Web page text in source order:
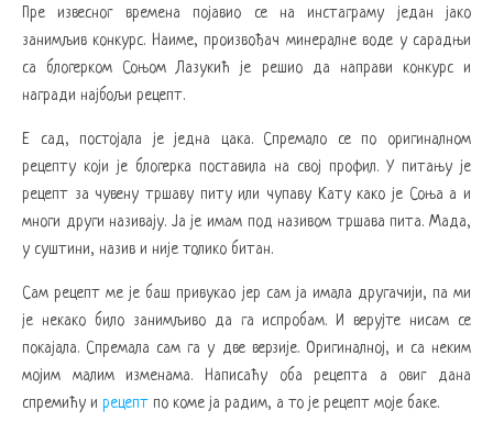
Пре извесног времена појавио се на инстаграму један јако
занимљив конкурс. Наиме, произвођач минералне воде у сарадњи
са блогерком Соњом Лазукић је решио да направи конкурс и
награди најбољи рецепт.
Е сад, постојала је једна цака. Спремало се по оригиналном
рецепту који је блогерка поставила на свој профил. У питању је
рецепт за чувену тршаву питу или чупаву Кату како је Соња а и
многи други називају. Ја је имам под називом тршава пита. Мада,
у суштини, назив и није толико битан.
Сам рецепт ме је баш привукао јер сам ја имала другачији, па ми
је некако било занимљиво да га испробам. И верујте нисам се
покајала. Спремала сам га у две верзије. Оригиналној, и са неким
мојим малим изменама. Написаћу оба рецепта а овиг дана
спремићу и рецепт по коме ја радим, а то је рецепт моје баке.